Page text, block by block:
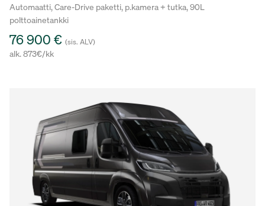
Automaatti, Care-Drive paketti, p.kamera + tutka, 90L
polttoainetankki
76 900 € (sis. ALV)
alk. 873€/kk